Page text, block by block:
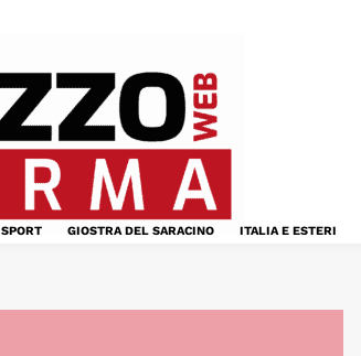
SPORT GIOSTRA DEL SARACINO ITALIA E ESTERI